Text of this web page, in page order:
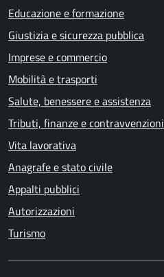
Educazione e formazione
Giustizia e sicurezza pubblica
Imprese e commercio
Mobilità e trasporti
Salute, benessere e assistenza
Tributi, finanze e contravvenzioni
Vita lavorativa
Anagrafe e stato civile
Appalti pubblici
Autorizzazioni
Turismo